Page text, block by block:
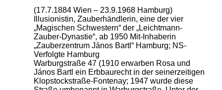
(17.7.1884 Wien – 23.9.1968 Hamburg)
Illusionistin, Zauberhändlerin, eine der vier
„Magischen Schwestern“ der „Leichtmann-
Zauber-Dynastie“, ab 1950 Mit-Inhaberin
„Zauberzentrum János Bartl“ Hamburg; NS-
Verfolgte Hamburg
Warburgstraße 47 (1910 erwarben Rosa und
János Bartl ein Erbbaurecht in der seinerzeitigen
Klopstockstraße-Fontenay; 1947 wurde diese